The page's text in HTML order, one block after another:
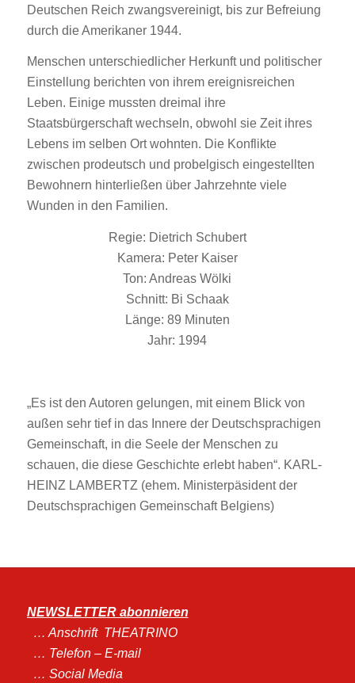
Deutschen Reich zwangsvereinigt, bis zur Befreiung
durch die Amerikaner 1944.
Menschen unterschiedlicher Herkunft und politischer
Einstellung berichten von ihrem ereignisreichen
Leben. Einige mussten dreimal ihre
Staatsbürgerschaft wechseln, obwohl sie Zeit ihres
Lebens im selben Ort wohnten. Die Konflikte
zwischen prodeutsch und probelgisch eingestellten
Bewohnern hinterließen über Jahrzehnte viele
Wunden in den Familien.
Regie: Dietrich Schubert
Kamera: Peter Kaiser
Ton: Andreas Wölki
Schnitt: Bi Schaak
Länge: 89 Minuten
Jahr: 1994
„Es ist den Autoren gelungen, mit einem Blick von
außen sehr tief in das Innere der Deutschsprachigen
Gemeinschaft, in die Seele der Menschen zu
schauen, die diese Geschichte erlebt haben“. KARL-
HEINZ LAMBERTZ (ehem. Ministerpäsident der
Deutschsprachigen Gemeinschaft Belgiens)
NEWSLETTER abonnieren
… Anschrift THEATRINO
… Telefon – E-mail
… Social Media